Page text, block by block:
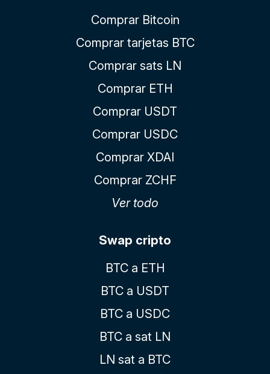
Comprar Bitcoin
Comprar tarjetas BTC
Comprar sats LN
Comprar ETH
Comprar USDT
Comprar USDC
Comprar XDAI
Comprar ZCHF
Ver todo
Swap cripto
BTC a ETH
BTC a USDT
BTC a USDC
BTC a sat LN
LN sat a BTC